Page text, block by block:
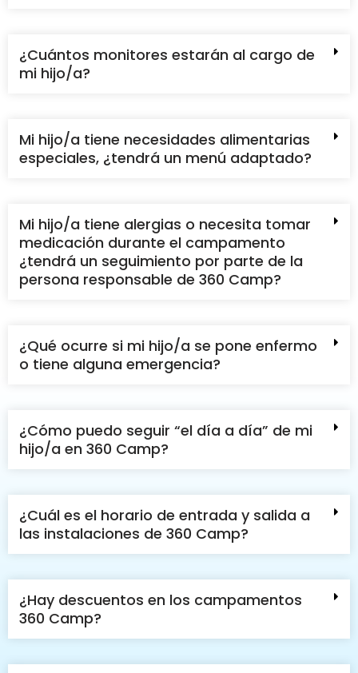
¿Cuántos monitores estarán al cargo de
mi hijo/a?
Mi hijo/a tiene necesidades alimentarias
especiales, ¿tendrá un menú adaptado?
Mi hijo/a tiene alergias o necesita tomar
medicación durante el campamento
¿tendrá un seguimiento por parte de la
persona responsable de 360 Camp?
¿Qué ocurre si mi hijo/a se pone enfermo
o tiene alguna emergencia?
¿Cómo puedo seguir “el día a día” de mi
hijo/a en 360 Camp?
¿Cuál es el horario de entrada y salida a
las instalaciones de 360 Camp?
¿Hay descuentos en los campamentos
360 Camp?